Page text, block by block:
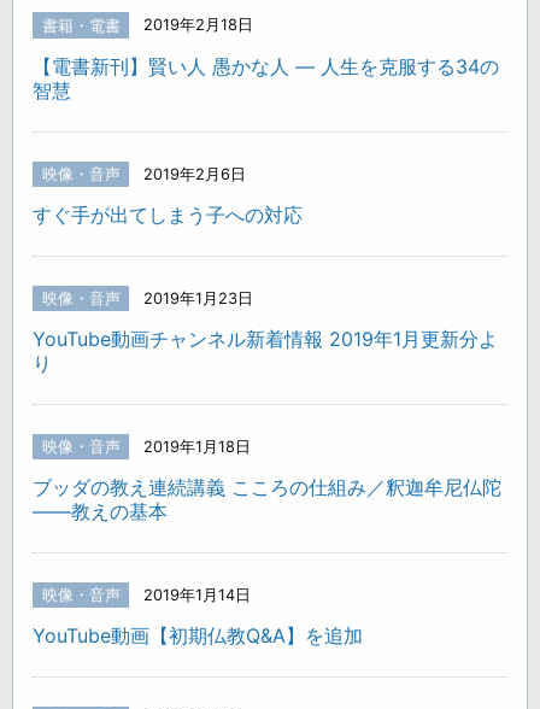
書籍・電書 2019年2月18日
【電書新刊】賢い人 愚かな人 ― 人生を克服する34の
智慧
映像・音声 2019年2月6日
すぐ手が出てしまう子への対応
映像・音声 2019年1月23日
YouTube動画チャンネル新着情報 2019年1月更新分よ
り
映像・音声 2019年1月18日
ブッダの教え連続講義 こころの仕組み／釈迦牟尼仏陀
――教えの基本
映像・音声 2019年1月14日
YouTube動画【初期仏教Q&A】を追加